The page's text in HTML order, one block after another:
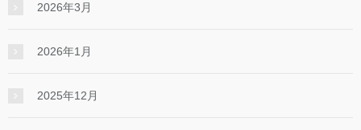
2026年3月
2026年1月
2025年12月